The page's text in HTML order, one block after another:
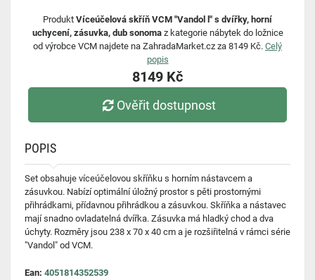
Produkt Víceúčelová skříň VCM "Vandol l" s dvířky, horní
uchycení, zásuvka, dub sonomaz kategorie nábytek do ložnice
od výrobce VCM najdete na ZahradaMarket.cz za 8149 Kč. Celý
popis
8149 Kč
Ověřit dostupnost
POPIS
Set obsahuje víceúčelovou skříňku s horním nástavcem a
zásuvkou. Nabízí optimální úložný prostor s pěti prostornými
přihrádkami, přídavnou přihrádkou a zásuvkou. Skříňka a nástavec
mají snadno ovladatelná dvířka. Zásuvka má hladký chod a dva
úchyty. Rozměry jsou 238 x 70 x 40 cm a je rozšiřitelná v rámci série
"Vandol" od VCM.
Ean: 4051814352539